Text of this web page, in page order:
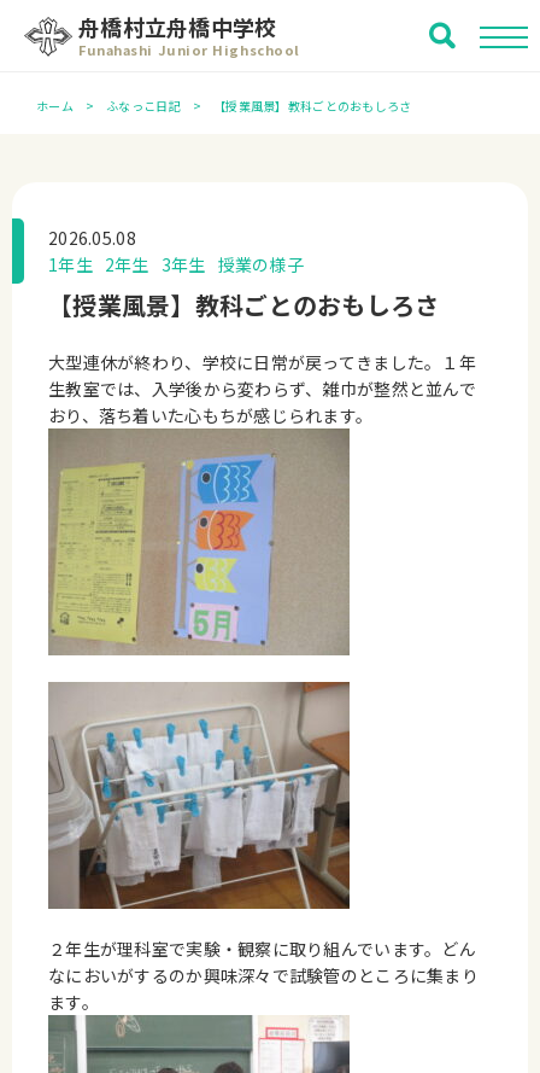
舟橋村立舟橋中学校
Funahashi Junior Highschool
ホーム ふなっこ日記 【授業風景】教科ごとのおもしろさ
2026.05.08
1年生 2年生 3年生 授業の様子
【授業風景】教科ごとのおもしろさ
大型連休が終わり、学校に日常が戻ってきました。１年
生教室では、入学後から変わらず、雑巾が整然と並んで
おり、落ち着いた心もちが感じられます。
２年生が理科室で実験・観察に取り組んでいます。どん
なにおいがするのか興味深々で試験管のところに集まり
ます。